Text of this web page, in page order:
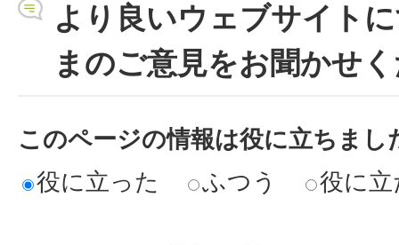
より良いウェブサイト
まのご意見をお聞かせ
このページの情報は役に立ちまし
役に立った
ふつう 役に